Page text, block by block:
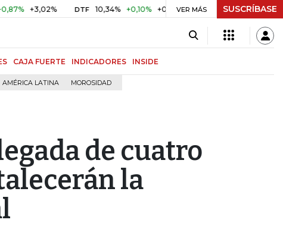
+3,02% DTF 10,34% +0,10% +0,98% UVR $ 416,86 +$ 0,05
VER MÁS SUSCRÍBASE
CAJA FUERTE INDICADORES INSIDE
AMÉRICA LATINA MOROSIDAD
de cuatro
la